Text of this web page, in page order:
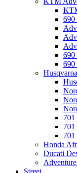
690
690
690
Honda
Ducati
Street